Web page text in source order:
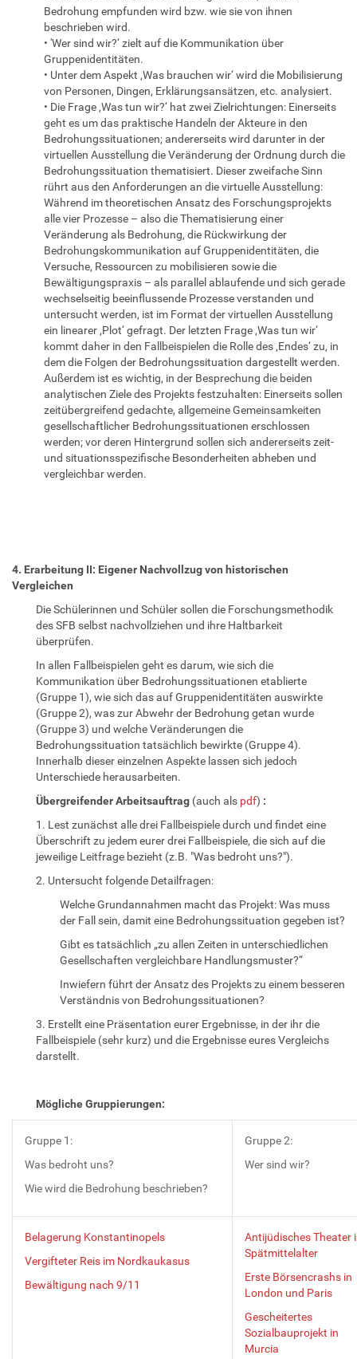
Bedrohung empfunden wird bzw. wie sie von ihnen
beschrieben wird.
• 'Wer sind wir?‘ zielt auf die Kommunikation über
Gruppenidentitäten.
• Unter dem Aspekt ‚Was brauchen wir‘ wird die Mobilisierung
von Personen, Dingen, Erklärungsansätzen, etc. analysiert.
• Die Frage ‚Was tun wir?‘ hat zwei Zielrichtungen: Einerseits
geht es um das praktische Handeln der Akteure in den
Bedrohungssituationen; andererseits wird darunter in der
virtuellen Ausstellung die Veränderung der Ordnung durch die
Bedrohungssituation thematisiert. Dieser zweifache Sinn
rührt aus den Anforderungen an die virtuelle Ausstellung:
Während im theoretischen Ansatz des Forschungsprojekts
alle vier Prozesse – also die Thematisierung einer
Veränderung als Bedrohung, die Rückwirkung der
Bedrohungskommunikation auf Gruppenidentitäten, die
Versuche, Ressourcen zu mobilisieren sowie die
Bewältigungspraxis – als parallel ablaufende und sich gerade
wechselseitig beeinflussende Prozesse verstanden und
untersucht werden, ist im Format der virtuellen Ausstellung
ein linearer ‚Plot‘ gefragt. Der letzten Frage ‚Was tun wir‘
kommt daher in den Fallbeispielen die Rolle des ‚Endes‘ zu, in
dem die Folgen der Bedrohungssituation dargestellt werden.
Außerdem ist es wichtig, in der Besprechung die beiden
analytischen Ziele des Projekts festzuhalten: Einerseits sollen
zeitübergreifend gedachte, allgemeine Gemeinsamkeiten
gesellschaftlicher Bedrohungssituationen erschlossen
werden; vor deren Hintergrund sollen sich andererseits zeit-
und situationsspezifische Besonderheiten abheben und
vergleichbar werden.
4. Erarbeitung II: Eigener Nachvollzug von historischen
Vergleichen
Die Schülerinnen und Schüler sollen die Forschungsmethodik
des SFB selbst nachvollziehen und ihre Haltbarkeit
überprüfen.
In allen Fallbeispielen geht es darum, wie sich die
Kommunikation über Bedrohungssituationen etablierte
(Gruppe 1), wie sich das auf Gruppenidentitäten auswirkte
(Gruppe 2), was zur Abwehr der Bedrohung getan wurde
(Gruppe 3) und welche Veränderungen die
Bedrohungssituation tatsächlich bewirkte (Gruppe 4).
Innerhalb dieser einzelnen Aspekte lassen sich jedoch
Unterschiede herausarbeiten.
Übergreifender Arbeitsauftrag (auch als pdf) :
1. Lest zunächst alle drei Fallbeispiele durch und findet eine
Überschrift zu jedem eurer drei Fallbeispiele, die sich auf die
jeweilige Leitfrage bezieht (z.B. "Was bedroht uns?").
2. Untersucht folgende Detailfragen:
Welche Grundannahmen macht das Projekt: Was muss
der Fall sein, damit eine Bedrohungssituation gegeben ist?
Gibt es tatsächlich „zu allen Zeiten in unterschiedlichen
Gesellschaften vergleichbare Handlungsmuster?“
Inwiefern führt der Ansatz des Projekts zu einem besseren
Verständnis von Bedrohungssituationen?
3. Erstellt eine Präsentation eurer Ergebnisse, in der ihr die
Fallbeispiele (sehr kurz) und die Ergebnisse eures Vergleichs
darstellt.
Mögliche Gruppierungen:
Gruppe 1:
Was bedroht uns?
Wie wird die Bedrohung beschrieben?
Gruppe 2:
Wer sind wir?
Belagerung Konstantinopels
Vergifteter Reis im Nordkaukasus
Bewältigung nach 9/11
Antijüdisches Theater
Spätmittelalter
Erste Börsencrashs in
London und Paris
Gescheitertes
Sozialbauprojekt in
Murcia